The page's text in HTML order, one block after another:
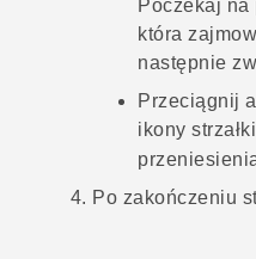
Poczekaj na
która
następnie
Przeciągnij
ikony strzałki
Po zakończeniu